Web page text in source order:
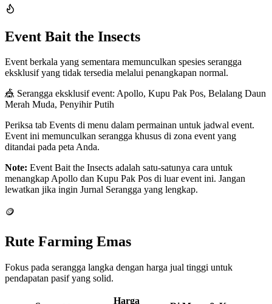
Event Bait the Insects
Event berkala yang sementara memunculkan spesies serangga
eksklusif yang tidak tersedia melalui penangkapan normal.
🎪 Serangga eksklusif event: Apollo, Kupu Pak Pos, Belalang Daun
Merah Muda, Penyihir Putih
Periksa tab Events di menu dalam permainan untuk jadwal event.
Event ini memunculkan serangga khusus di zona event yang
ditandai pada peta Anda.
Note: Event Bait the Insects adalah satu-satunya cara untuk
menangkap Apollo dan Kupu Pak Pos di luar event ini. Jangan
lewatkan jika ingin Jurnal Serangga yang lengkap.
🪙
Rute Farming Emas
Fokus pada serangga langka dengan harga jual tinggi untuk
pendapatan pasif yang solid.
Harga